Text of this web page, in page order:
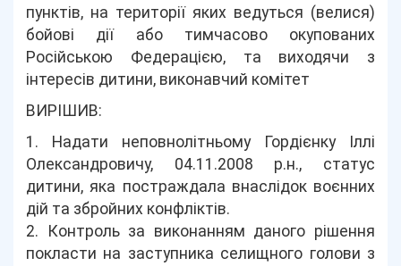
пунктів, на території яких ведуться (велися)
бойові дії або тимчасово окупованих
Російською Федерацією, та виходячи з
інтересів дитини, виконавчий комітет
ВИРІШИВ:
1. Надати неповнолітньому Гордієнку Іллі
Олександровичу, 04.11.2008 р.н., статус
дитини, яка постраждала внаслідок воєнних
дій та збройних конфліктів.
2. Контроль за виконанням даного рішення
покласти на заступника селищного голови з